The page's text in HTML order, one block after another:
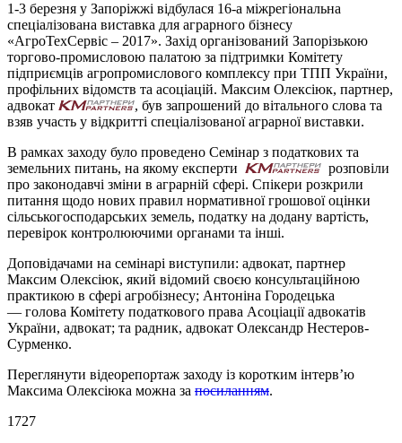
1-3 березня у Запоріжжі відбулася 16-а міжрегіональна
спеціалізована виставка для аграрного бізнесу
«АгроТехСервіс – 2017». Захід організований Запорізькою
торгово-промисловою палатою за підтримки Комітету
підприємців агропромислового комплексу при ТПП України,
профільних відомств та асоціацій. Максим Олексіюк, партнер,
адвокат
, був запрошений до вітального слова та
взяв участь у відкритті спеціалізованої аграрної виставки.
В рамках заходу було проведено Семінар з податкових та
земельних питань, на якому експерти
розповіли
про законодавчі зміни в аграрній сфері. Спікери розкрили
питання щодо нових правил нормативної грошової оцінки
сільськогосподарських земель, податку на додану вартість,
перевірок контролюючими органами та інші.
Доповідачами на семінарі виступили: адвокат, партнер
Максим Олексіюк, який відомий своєю консультаційною
практикою в сфері агробізнесу; Антоніна Городецька
— голова Комітету податкового права Асоціації адвокатів
України, адвокат; та радник, адвокат Олександр Нестеров-
Сурменко.
Переглянути відеорепортаж заходу із коротким інтерв’ю
Максима Олексіюка можна за посиланням.
1727